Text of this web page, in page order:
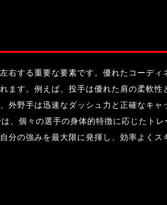
右する重要な要素です。優れたコーディ
ます。例えば、投手は優れた肩の柔軟性
外野手は迅速なダッシュ力と正確なキャ
、個々の選手の身体的特徴に応じたトレ
分の強みを最大限に発揮し、効率よくス